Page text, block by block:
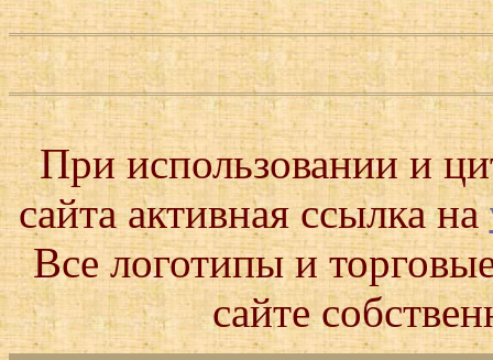
При использовании и
сайта активная ссылка на
Все логотипы и
сайте